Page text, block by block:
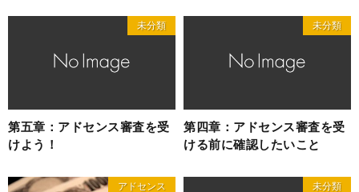
未分類
第五章：アドセンス審査を受
けよう！
未分類
第四章：アドセンス審査を受
ける前に確認したいこと
アドセンス 未分類